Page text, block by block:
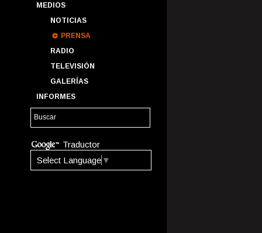
MEDIOS
NOTICIAS
PRENSA
RADIO
TELEVISIÓN
GALERÍAS
INFORMES
Traductor
Select Language ▼